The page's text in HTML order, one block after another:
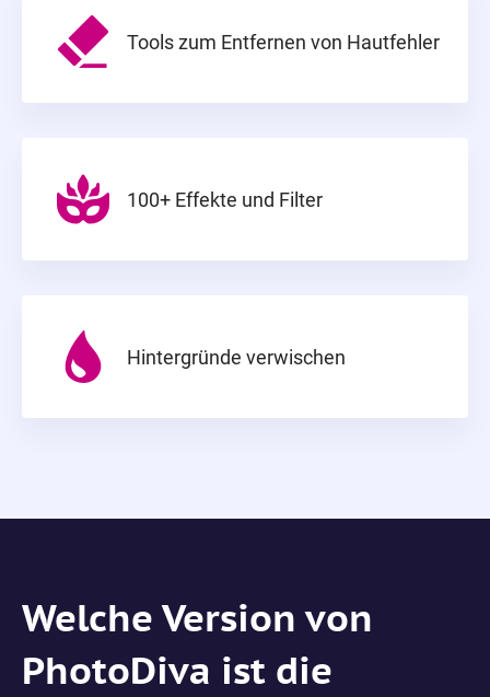
Tools zum Entfernen von Hautfehler
100+ Effekte und Filter
Hintergründe verwischen
Welche Version von
PhotoDiva ist die